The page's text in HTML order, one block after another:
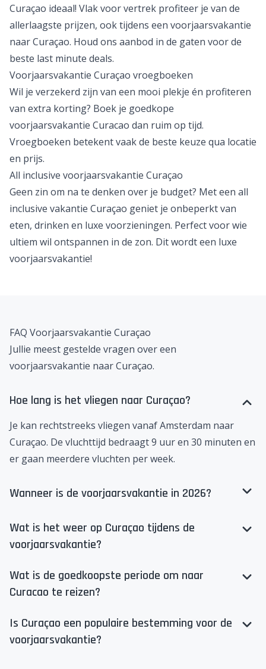
Curaçao
ideaal! Vlak voor vertrek profiteer je van de
allerlaagste prijzen, ook tijdens een voorjaarsvakantie
naar Curaçao. Houd ons aanbod in de gaten voor de
Voorjaarsvakantie Curaçao vroegboeken
Wil je verzekerd zijn van een mooi plekje én profiteren
van extra korting? Boek je goedkope
voorjaarsvakantie Curacao dan ruim op tijd.
Vroegboeken betekent vaak de beste keuze qua locatie
en prijs.
All inclusive voorjaarsvakantie Curaçao
Geen zin om na te denken over je budget? Met een
inclusive vakantie Curaçao
geniet je onbeperkt van
eten, drinken en luxe voorzieningen. Perfect voor wie
ultiem wil ontspannen in de zon. Dit wordt een luxe
voorjaarsvakantie!
FAQ Voorjaarsvakantie Curaçao
Jullie meest gestelde vragen over een
voorjaarsvakantie naar Curaçao.
Hoe lang is het vliegen naar Curaçao?
Je kan rechtstreeks vliegen vanaf Amsterdam naar
Curaçao. De vluchttijd bedraagt 9 uur en 30 minuten en
er gaan meerdere vluchten per week.
Wanneer is de voorjaarsvakantie in 2026?
Wat is het weer op Curaçao tijdens de
voorjaarsvakantie?
Wat is de goedkoopste periode om naar
Is Curaçao een populaire bestemming voor de
voorjaarsvakantie?